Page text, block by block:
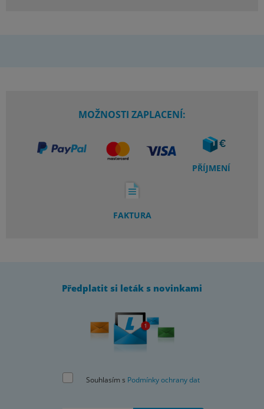
MOŽNOSTI ZAPLACENÍ:
PŘÍJMENÍ
FAKTURA
Předplatit si leták s novinkami
Souhlasím s Podmínky ochrany dat